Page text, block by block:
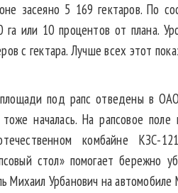
засеяно 5 169 гектаров. По
га или 10 процентов от плана.
с гектара. Лучше всех этот
под рапс отведены в
началась. На рапсовое
комбайне КЗС-
стол» помогает бережно
Михаил Урбанович на автомобиле